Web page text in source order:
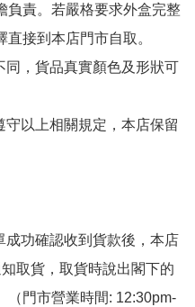
負責。若嚴格要求外盒完整
接到本店門市自取。
，貨品真實顏色及形狀可
以上相關規定，本店保留
成功確認收到貨款後，本店
取貨，取貨時說出閣下的
（門市營業時間: 12:30pm-